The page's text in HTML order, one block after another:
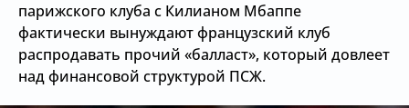
парижского клуба с Килианом Мбаппе
фактически вынуждают французский клуб
распродавать прочий «балласт», который довлеет
над финансовой структурой ПСЖ.